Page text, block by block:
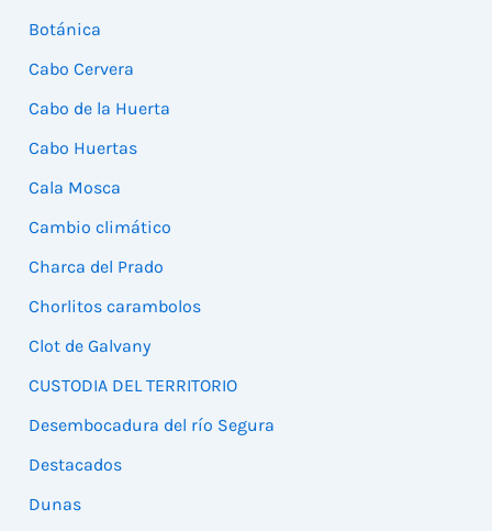
Botánica
Cabo Cervera
Cabo de la Huerta
Cabo Huertas
Cala Mosca
Cambio climático
Charca del Prado
Chorlitos carambolos
Clot de Galvany
CUSTODIA DEL TERRITORIO
Desembocadura del río Segura
Destacados
Dunas